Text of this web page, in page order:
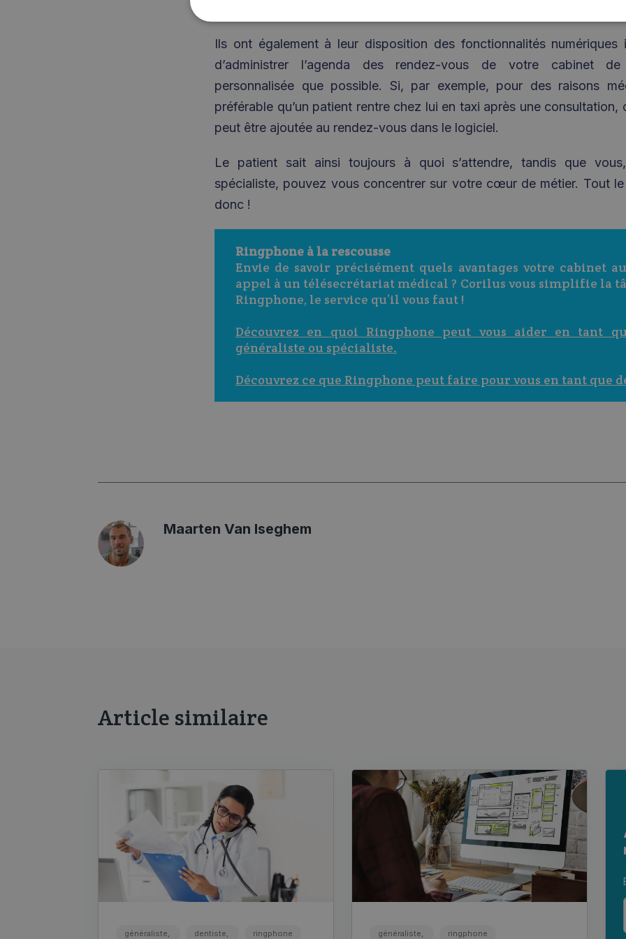
Ils ont également à leur disposition des fonctionnalités numériques
d’administrer l’agenda des rendez-vous de votre cabinet
personnalisée que possible. Si, par exemple, pour des raisons
préférable qu’un patient rentre chez lui en taxi après une consultation,
peut être ajoutée au rendez-vous dans le logiciel.
Le patient sait ainsi toujours à quoi s’attendre, tandis que
spécialiste, pouvez vous concentrer sur votre cœur de métier. Tout
donc !
Ringphone à la rescousse
Envie de savoir précisément quels avantages votre cabinet
appel à un télésecrétariat médical ? Corilus vous simplifie la
Ringphone, le service qu’il vous faut !
Découvrez en quoi Ringphone peut vous aider en tant
généraliste ou spécialiste.
Découvrez ce que Ringphone peut faire pour vous en tant que
Maarten Van Iseghem
Article similaire
généraliste, dentiste, ringphone généraliste, ringphone